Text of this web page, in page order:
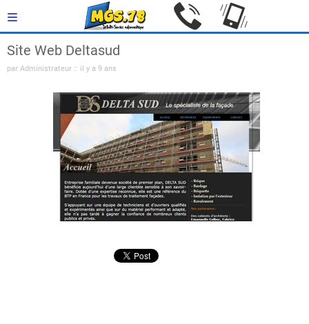
Site Web Deltasud
par Administrateur :: il y a 9 ans